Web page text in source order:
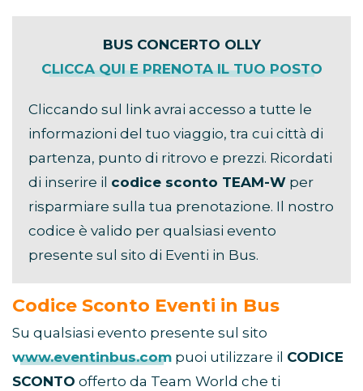
BUS CONCERTO OLLY
CLICCA QUI E PRENOTA IL TUO POSTO
Cliccando sul link avrai accesso a tutte le
informazioni del tuo viaggio, tra cui città di
partenza, punto di ritrovo e prezzi. Ricordati
di inserire il codice sconto TEAM-W per
risparmiare sulla tua prenotazione. Il nostro
codice è valido per qualsiasi evento
presente sul sito di Eventi in Bus.
Codice Sconto Eventi in Bus
Su qualsiasi evento presente sul sito
www.eventinbus.com puoi utilizzare il CODICE
SCONTO offerto da Team World che ti